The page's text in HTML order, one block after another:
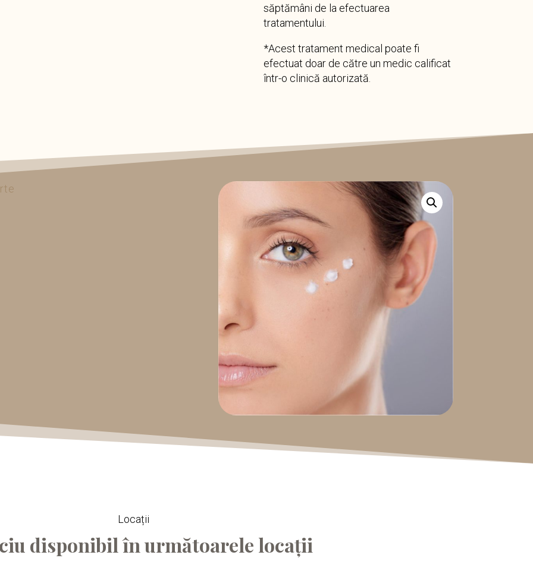
săptămâni de la efectuarea
tratamentului.
*Acest tratament medical poate fi
efectuat doar de către un medic calificat
într-o clinică autorizată.
Locații
disponibil în următoarele locații